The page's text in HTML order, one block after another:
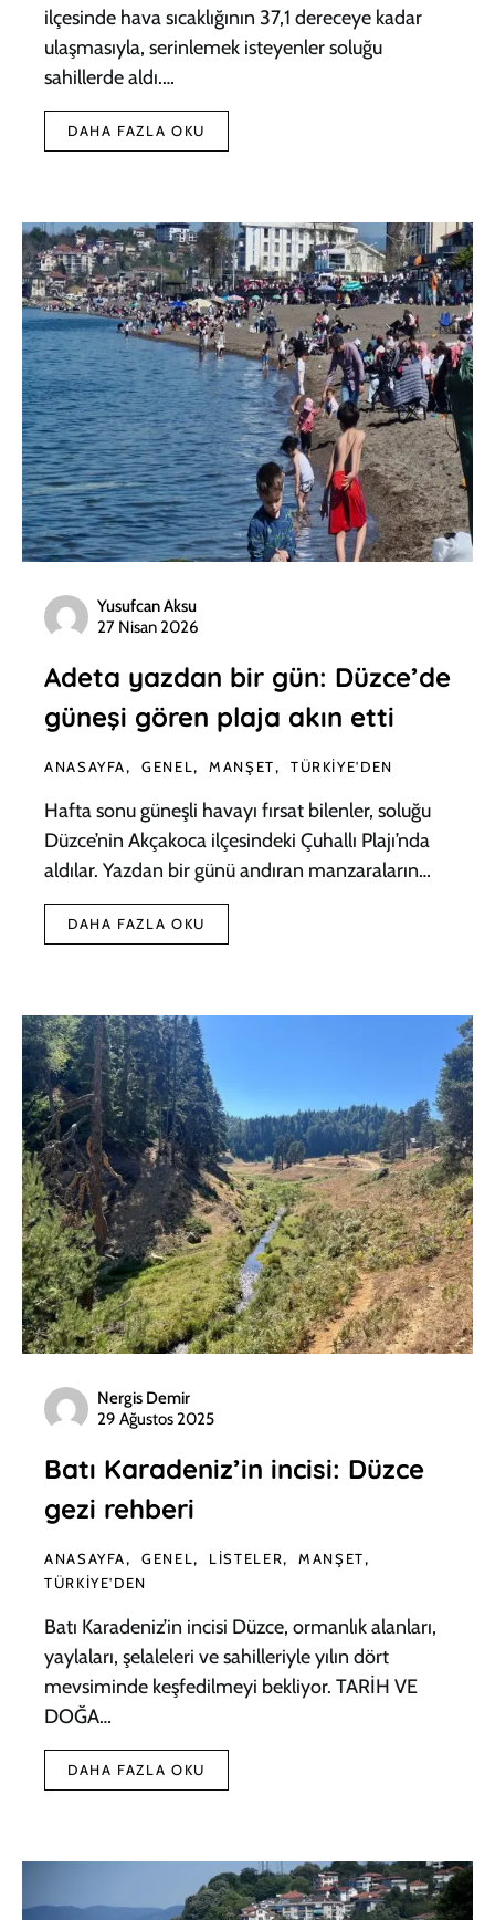
ilçesinde hava sıcaklığının 37,1 dereceye kadar
ulaşmasıyla, serinlemek isteyenler soluğu
sahillerde aldı.…
DAHA FAZLA OKU
Yusufcan Aksu
27 Nisan 2026
Adeta yazdan bir gün: Düzce’de
güneşi gören plaja akın etti
ANASAYFA GENEL MANŞET TÜRKIYE'DEN
Hafta sonu güneşli havayı fırsat bilenler, soluğu
Düzce’nin Akçakoca ilçesindeki Çuhallı Plajı’nda
aldılar. Yazdan bir günü andıran manzaraların…
DAHA FAZLA OKU
Nergis Demir
29 Ağustos 2025
Batı Karadeniz’in incisi: Düzce
gezi rehberi
ANASAYFA GENEL LISTELER
MANŞET
TÜRKIYE'DEN
Batı Karadeniz’in incisi Düzce, ormanlık alanları,
yaylaları, şelaleleri ve sahilleriyle yılın dört
mevsiminde keşfedilmeyi bekliyor. TARİH VE
DOĞA…
DAHA FAZLA OKU